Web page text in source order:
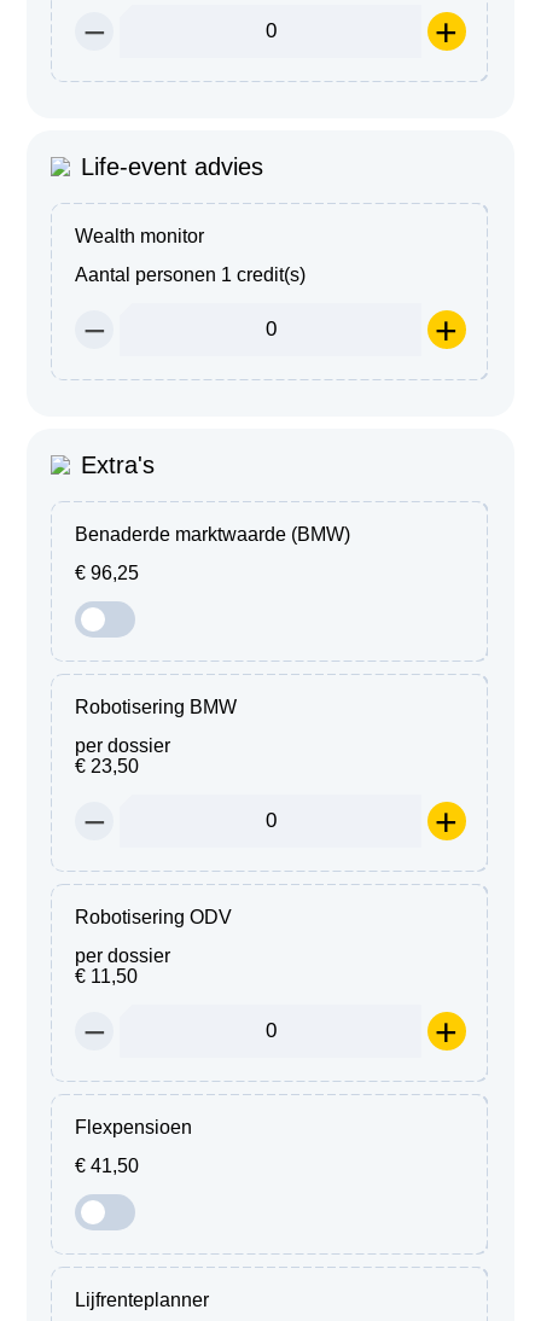
− +
Life-event advies
Wealth monitor
Aantal personen 1 credit(s)
− +
Extra's
Benaderde marktwaarde (BMW)
€ 96,25
Robotisering BMW
per dossier
€ 23,50
− +
Robotisering ODV
per dossier
€ 11,50
− +
Flexpensioen
€ 41,50
Lijfrenteplanner